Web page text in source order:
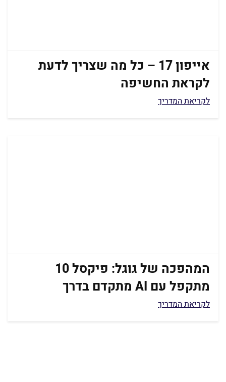
אייפון 17 – כל מה שצריך לדעת
לקראת החשיפה
לקריאת המדריך
המהפכה של גוגל: פיקסל 10
מתקפל עם AI מתקדם בדרך
לקריאת המדריך